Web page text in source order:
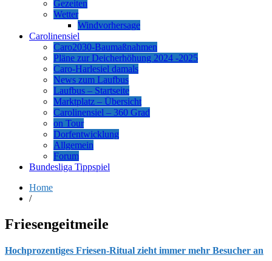
Gezeiten
Wetter
Windvorhersage
Carolinensiel
Caro2030-Baumaßnahmen
Pläne zur Deicherhöhung 2024 -2025
Caro-Harlesiel damals
News zum Laufbus
Laufbus – Startseite
Marktplatz – Übersicht
Carolinensiel – 360 Grad
on Tour
Dorfentwicklung
Allgemein
Forum
Bundesliga Tippspiel
Home
/
Friesengeitmeile
Hochprozentiges Friesen-Ritual zieht immer mehr Besucher an